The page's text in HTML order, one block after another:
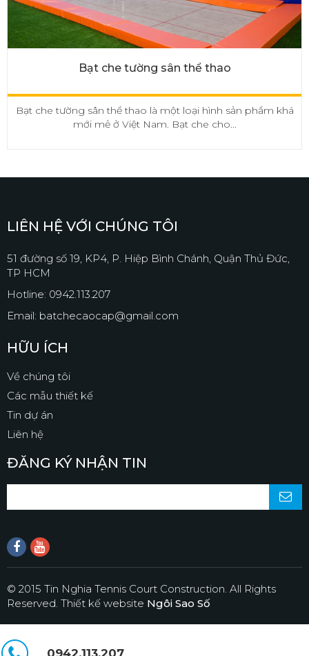
0942.113.207
Bạt che tường sân thể thao
Bạt che tường sân thể thao là một loại hình sản phẩm khá
mới mẻ ở Việt Nam. Bạt che cho...
LIÊN HỆ VỚI CHÚNG TÔI
51 đường số 19, KP4, P. Hiệp Bình Chánh, Quận Thủ Đức,
TP HCM
Hotline: 0942.113.207
Email: batchecaocap@gmail.com
HỮU ÍCH
Về chúng tôi
Các mẫu thiết kế
Tin dự án
Liên hệ
ĐĂNG KÝ NHẬN TIN
© 2015 Tin Nghia Tennis Court Construction. All Rights
Reserved. Thiết kế website Ngôi Sao Số